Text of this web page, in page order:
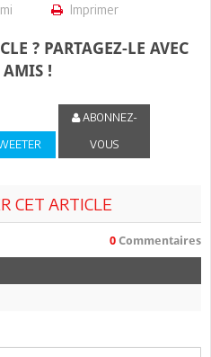
Imprimer
? PARTAGEZ-LE AVEC
AMIS !
ABONNEZ-
VOUS
CET ARTICLE
0 Commentaires